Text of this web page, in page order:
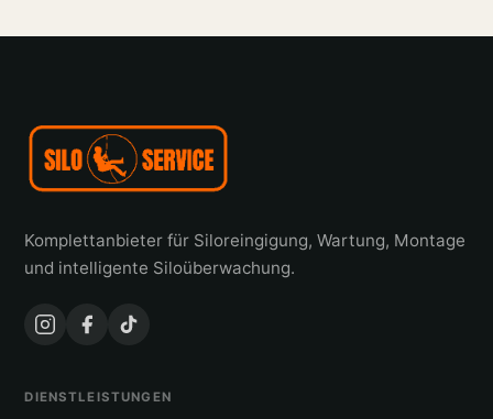
Komplettanbieter für Siloreingigung, Wartung, Montage
und intelligente Siloüberwachung.
DIENSTLEISTUNGEN